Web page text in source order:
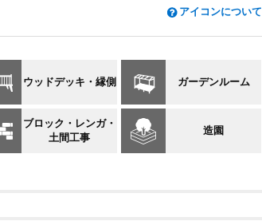
アイコンについて
ウッドデッキ・縁側 ガーデンルーム
ブロック・レンガ・
土間工事
造園